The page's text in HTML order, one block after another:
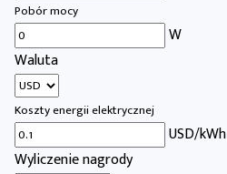
Pobór mocy
W
Waluta
Koszty energii elektrycznej
USD/kWh
Wyliczenie nagrody